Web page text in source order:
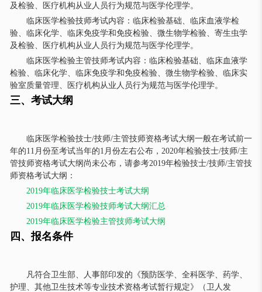
及检验、医疗机构从业人员行为规范与医学伦理学。
临床医学检验技师考试内容：临床检验基础、临床血液学检
验、临床化学、临床免疫学和免疫检验、微生物学检验、寄生虫学
及检验、医疗机构从业人员行为规范与医学伦理学。
临床医学检验主管技师考试内容：临床检验基础、临床血液学
检验、临床化学、临床免疫学和免疫检验、微生物学检验、临床实
验室质量管理、医疗机构从业人员行为规范与医学伦理学。
三、考试大纲
临床医学检验技士/技师/主管技师资格考试大纲一般在考试前一
年的11月份至考试当年的1月份左右公布，2020年检验技士/技师/主
管技师资格考试大纲尚未公布，请参考2019年检验技士/技师/主管技
师资格考试大纲：
2019年临床医学检验技士考试大纲
2019年临床医学检验技师考试大纲汇总
2019年临床医学检验主管技师考试大纲
四、报名条件
凡符合卫生部、人事部印发的《预防医学、全科医学、药学、
护理、其他卫生技术等专业技术资格考试暂行规定》（卫人发